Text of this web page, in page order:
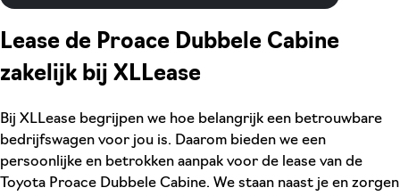
Lease de Proace Dubbele Cabine
zakelijk bij XLLease
Bij XLLease begrijpen we hoe belangrijk een betrouwbare
bedrijfswagen voor jou is. Daarom bieden we een
persoonlijke en betrokken aanpak voor de lease van de
Toyota Proace Dubbele Cabine. We staan naast je en zorgen